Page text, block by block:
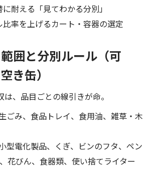
耐える「見てわかる分別」
比率を上げるカート・容器の選定
囲と分別ルール（可
き缶）
、品目ごとの線引きが命。
ごみ、食品トレイ、食用油、雑草・木
型電化製品、くぎ、ビンのフタ、ペン
花びん、食器類、使い捨てライター